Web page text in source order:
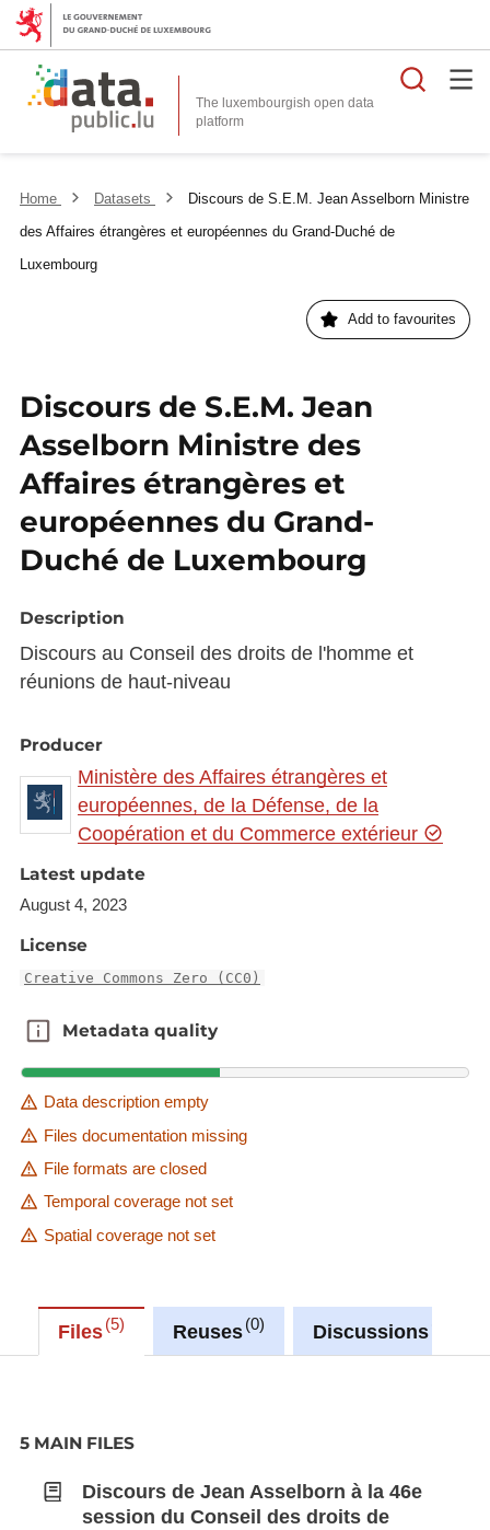
The luxembourgish open data
platform
Home Datasets
Discours de S.E.M. Jean Asselborn Ministre
des Affaires étrangères et européennes du Grand-Duché de
Luxembourg
Add to favourites
Discours de S.E.M. Jean
Asselborn Ministre des
Affaires étrangères et
européennes du Grand-
Duché de Luxembourg
Description
Discours au Conseil des droits de l'homme et
réunions de haut-niveau
Producer
Ministère des Affaires étrangères et
européennes, de la Défense, de la
Coopération et du Commerce extérieur
Latest update
August 4, 2023
License
Creative Commons Zero (CC0)
Metadata quality
Metadata quality
Data description empty
Files documentation missing
File formats are closed
Temporal coverage not set
Spatial coverage not set
Files 5 Reuses 0 Discussions
5 MAIN FILES
Discours de Jean Asselborn à la 46e
session du Conseil des droits de